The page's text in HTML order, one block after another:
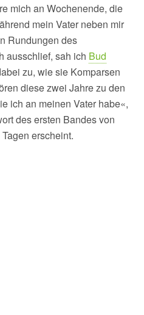
mich an Wochenende, die
mein Vater neben mir
Rundungen des
ausschlief, sah ich Bud
zu, wie sie Komparsen
diese zwei Jahre zu den
ich an meinen Vater habe«,
des ersten Bandes von
erscheint.